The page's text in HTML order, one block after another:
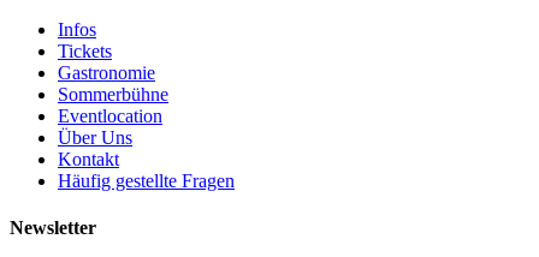
Infos
Tickets
Gastronomie
Sommerbühne
Eventlocation
Über Uns
Kontakt
Häufig gestellte Fragen
Newsletter